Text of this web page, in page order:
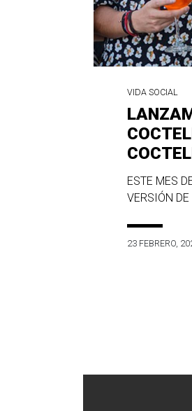
VIDA SOCIAL
ESTE MES
VERSIÓN
23 FEBRERO,